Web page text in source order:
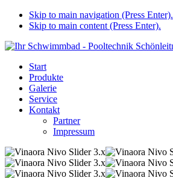
Skip to main navigation (Press Enter).
Skip to main content (Press Enter).
Start
Produkte
Galerie
Service
Kontakt
Partner
Impressum